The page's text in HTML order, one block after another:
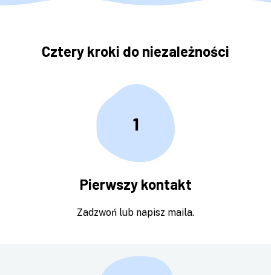
Cztery kroki do niezależności
1
Pierwszy kontakt
Zadzwoń lub napisz maila.